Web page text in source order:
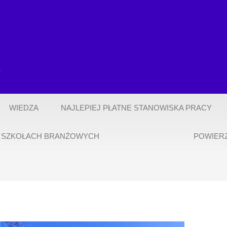
WIEDZA NAJLEPIEJ PŁATNE STANOWISKA PRACY
BRANŻOWYCH